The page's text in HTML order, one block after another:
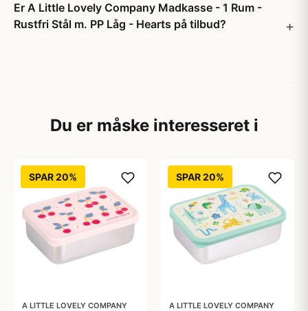
Er A Little Lovely Company Madkasse - 1 Rum -
Rustfri Stål m. PP Låg - Hearts på tilbud?
Du er måske interesseret i
SPAR 20%
A LITTLE LOVELY COMPANY
SPAR 20%
A LITTLE LOVELY COMPANY